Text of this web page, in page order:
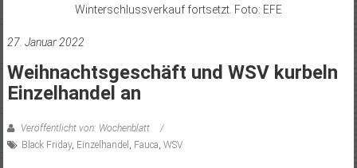
Winterschlussverkauf fortsetzt. Foto: EFE
27. Januar 2022
Weihnachtsgeschäft und WSV kurbeln
Einzelhandel an
Veröffentlicht von: Wochenblatt
Black Friday, Einzelhandel Fauca WSV